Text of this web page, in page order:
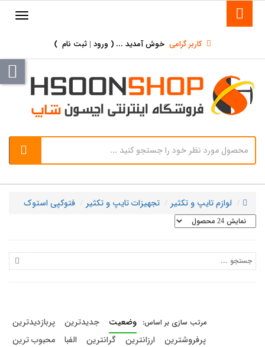
کاربر گرامی خوش آمدید ... ( ورود | ثبت نام )
لوازم تایپ و تکثیر تجهیزات تایپ و تکثیر فتوکپی استوک
وضعیت جدیدترین
پربازدیدترین
پرفروشترین
ارزانترین گرانترین الفبا محبوب ترین